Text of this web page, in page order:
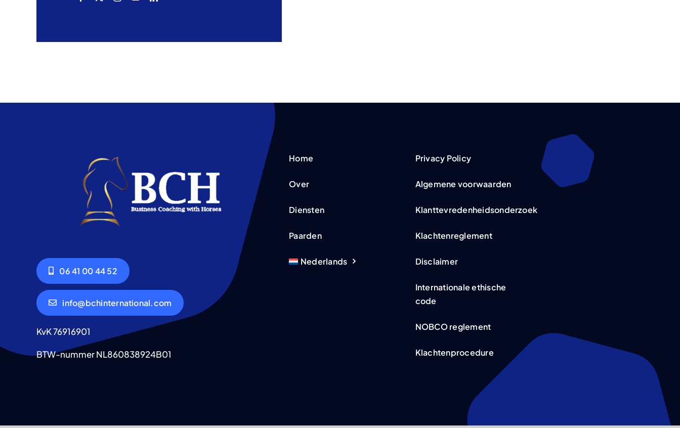
06 41 00 44 52
info@bchinternational.com
KvK 76916901
BTW-nummer NL860838924B01
Home
Over
Diensten
Paarden
Nederlands
Privacy Policy
Algemene voorwaarden
Klanttevredenheidsonderzoek
Klachtenreglement
Disclaimer
Internationale ethische
code
NOBCO reglement
Klachtenprocedure